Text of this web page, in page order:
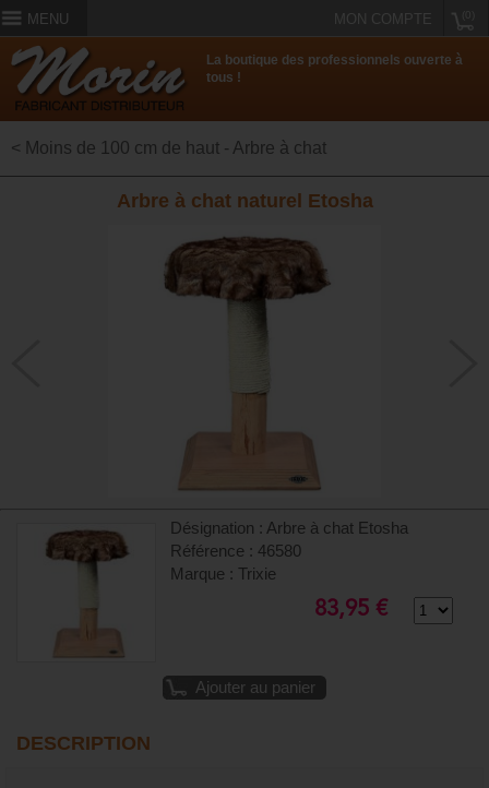
MENU MON COMPTE
La boutique des professionnels ouverte à
tous !
< Moins de 100 cm de haut - Arbre à chat
Arbre à chat naturel Etosha
Désignation : Arbre à chat Etosha
Référence : 46580
Marque : Trixie
83,95 €
Ajouter au panier
DESCRIPTION